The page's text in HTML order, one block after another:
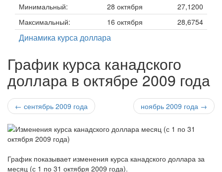
Минимальный:
28 октября
27,1200
Максимальный:
16 октября 28,6754
Динамика курса доллара
График курса канадского
доллара в октябре 2009 года
← сентябрь 2009 года ноябрь 2009 года →
График показывает изменения курса канадского доллара за
месяц (с 1 по 31 октября 2009 года).